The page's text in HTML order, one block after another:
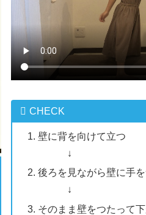
CHECK
壁に背を向けて立つ
↓
後ろを見ながら壁に手を
↓
そのまま壁をつたって